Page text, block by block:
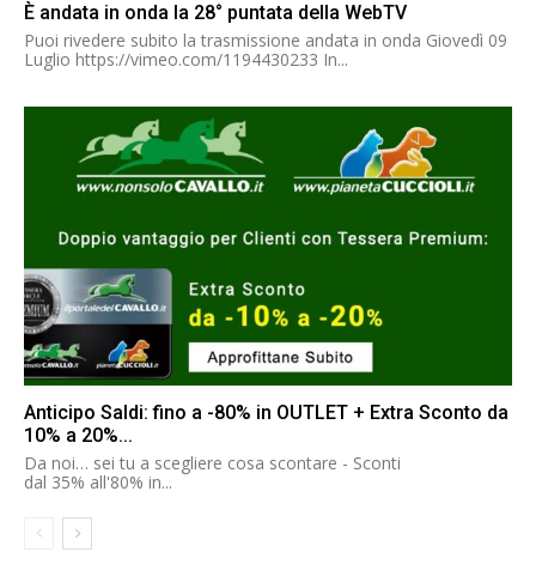
È andata in onda la 28° puntata della WebTV
Puoi rivedere subito la trasmissione andata in onda Giovedì 09
Luglio https://vimeo.com/1194430233 In...
Anticipo Saldi: fino a -80% in OUTLET + Extra Sconto da
10% a 20%...
Da noi… sei tu a scegliere cosa scontare - Sconti
dal 35% all'80% in...